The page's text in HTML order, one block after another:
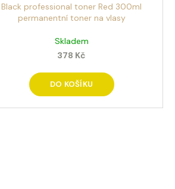
Black professional toner Red 300ml
permanentní toner na vlasy
Skladem
378 Kč
DO KOŠÍKU